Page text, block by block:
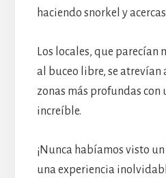
haciendo snorkel y
Los locales, que parecían
al buceo libre, se atrevían
zonas más profundas
increíble.
¡Nunca habíamos visto
una experiencia